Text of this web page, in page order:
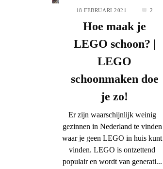
18 FEBRUARI 2021 2
Hoe maak je
LEGO schoon? |
LEGO
schoonmaken doe
je zo!
Er zijn waarschijnlijk weinig
gezinnen in Nederland te vinden
waar je geen LEGO in huis kunt
vinden. LEGO is ontzettend
populair en wordt van generati...